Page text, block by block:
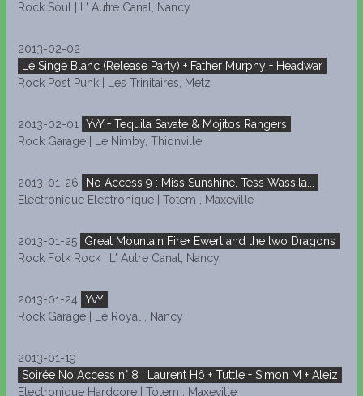
Rock Soul | L' Autre Canal, Nancy
2013-02-02
Le Singe Blanc (Release Party) + Father Murphy + Headwar
Rock Post Punk | Les Trinitaires, Metz
2013-02-01
YvY + Tequila Savate & Mojitos Rangers
Rock Garage | Le Nimby, Thionville
2013-01-26
No Access 9 : Miss Sunshine, Tess Wassila...
Electronique Electronique | Totem , Maxeville
2013-01-25
Great Mountain Fire+ Ewert and the two Dragons
Rock Folk Rock | L' Autre Canal, Nancy
2013-01-24
YvY
Rock Garage | Le Royal , Nancy
2013-01-19
Soirée No Access n° 8 : Laurent Hô + Tuttle + Simon M + Aleiz
Electronique Hardcore | Totem , Maxeville